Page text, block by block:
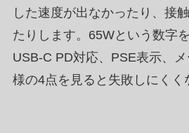
した速度が出なかったり、接
たりします。65Wという数字
USB-C PD対応、PSE表示、
様の4点を見ると失敗しにくく